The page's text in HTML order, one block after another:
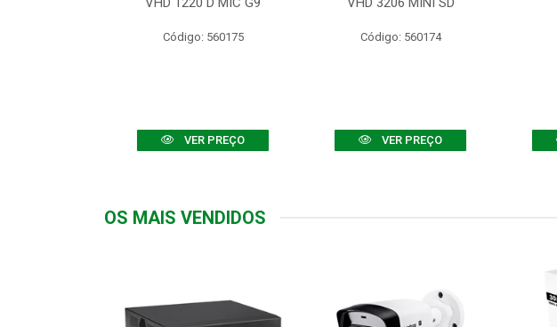
Código: 560175
VER PREÇO
Código: 560174
VER PREÇO
OS MAIS VENDIDOS